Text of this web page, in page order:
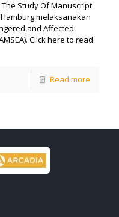
Study Of Manuscript
melaksanakan
and Affected
Click here to read
Read more